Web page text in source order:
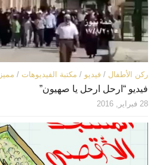
ركن الأطفال / فيديو / مكتبة الفيديوهات / مميز
فيديو “ارحل ارحل يا صهيون”
28 فبراير, 2016